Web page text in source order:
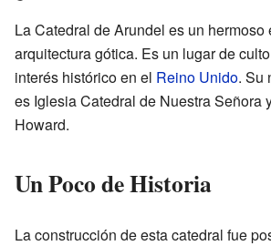
La Catedral de Arundel es un hermoso
arquitectura gótica. Es un lugar de
interés histórico en el Reino Unido. Su
es Iglesia Catedral de Nuestra Señora
Howard.
Un Poco de Historia
La construcción de esta catedral fue